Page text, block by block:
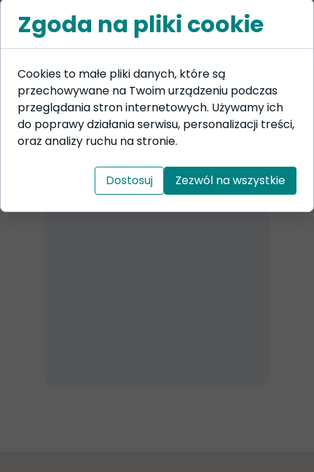
Jak wygląda
konsultacja u
behawiorysty?
Zgoda na pliki cookie
Cookies to małe pliki danych, które są
przechowywane na Twoim urządzeniu podczas
przeglądania stron internetowych. Używamy ich
do poprawy działania serwisu, personalizacji treści,
oraz analizy ruchu na stronie.
Dostosuj Zezwól na wszystkie